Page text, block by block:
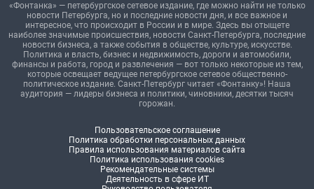
«Фонтанка» — петербургское сетевое издание, где можно найти не только
новости Петербурга, но и последние новости дня, и все важное и
интересное, что происходит в России и в мире. Здесь вы отыщете
наиболее значимые происшествия, новости Санкт-Петербурга, последние
новости бизнеса, а также события в обществе, культуре, искусстве.
Политика и власть, бизнес и недвижимость, дороги и автомобили,
финансы и работа, город и развлечения — вот только некоторые из тем,
которые освещает ведущее петербургское сетевое общественно-
политическое издание. Санкт-Петербург читает «Фонтанку»! Наша
аудитория — лидеры бизнеса и политики, чиновники, десятки тысяч
горожан.
Пользовательское соглашение
Политика обработки персональных данных
Правила использования материалов сайта
Политика использования cookies
Рекомендательные системы
Деятельность в сфере ИТ